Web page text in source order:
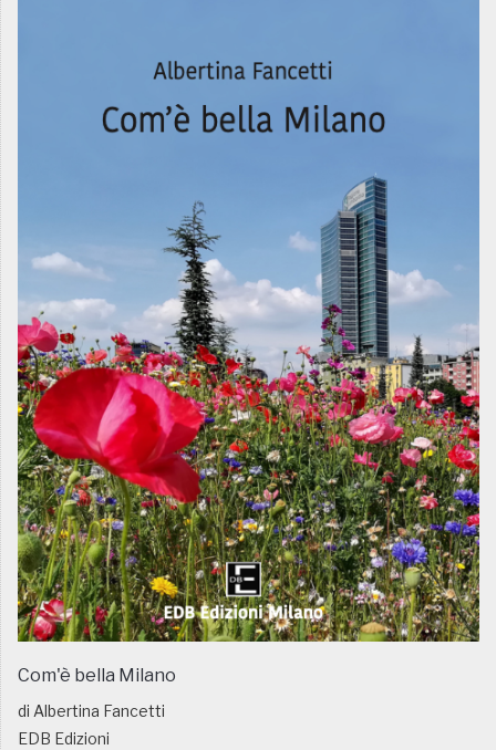
Com'è bella Milano
di Albertina Fancetti
EDB Edizioni